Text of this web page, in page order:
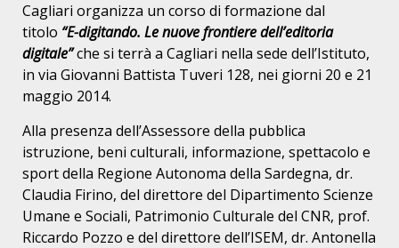
Cagliari organizza un corso di formazione dal
titolo “E-digitando. Le nuove frontiere dell’editoria
digitale”che si terrà a Cagliari nella sede dell’Istituto,
in via Giovanni Battista Tuveri 128, nei giorni 20 e 21
maggio 2014.
Alla presenza dell’Assessore della pubblica
istruzione, beni culturali, informazione, spettacolo e
sport della Regione Autonoma della Sardegna, dr.
Claudia Firino, del direttore del Dipartimento Scienze
Umane e Sociali, Patrimonio Culturale del CNR, prof.
Riccardo Pozzo e del direttore dell’ISEM, dr. Antonella